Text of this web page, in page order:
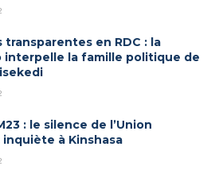
transparentes en RDC : la
interpelle la famille politique de
: le silence de l’Union
à Kinshasa